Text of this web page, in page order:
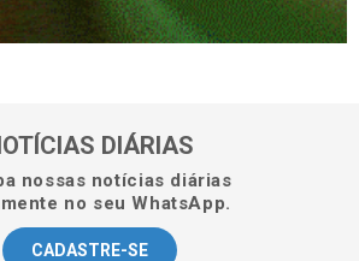
DIÁRIAS
nossas notícias diárias
no seu WhatsApp.
CADASTRE-SE